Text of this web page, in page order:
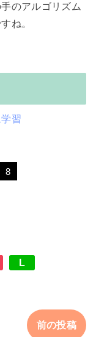
のアルゴリズム
ね。
習
L
前の投稿